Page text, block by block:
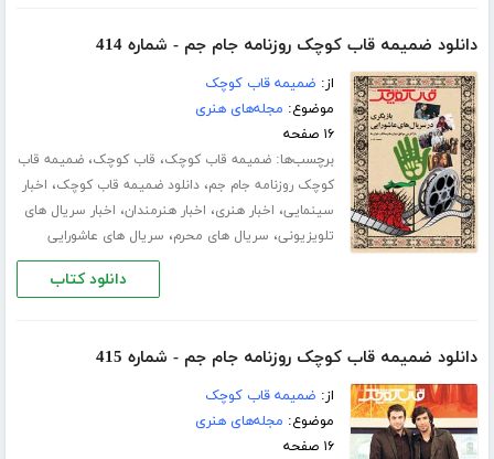
دانلود ضمیمه قاب کوچک روزنامه جام جم - شماره 414
از: ضمیمه قاب کوچک
موضوع: مجله‌های هنری
۱۶ صفحه
برچسب‌ها:ضمیمه قاب کوچک، قاب کوچک،ضمیمه قاب
کوچک روزنامه جام جم،دانلود ضمیمه قاب کوچک، اخبار
سینمایی، اخبار هنری، اخبار هنرمندان، اخبار سریال های
تلویزیونی، سریال های محرم، سریال های عاشورایی
دانلود کتاب
دانلود ضمیمه قاب کوچک روزنامه جام جم - شماره 415
از: ضمیمه قاب کوچک
موضوع: مجله‌های هنری
۱۶ صفحه